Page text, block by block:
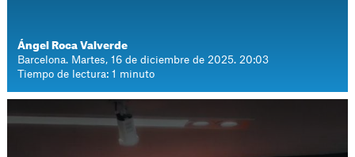
Ángel Roca Valverde
Barcelona. Martes, 16 de diciembre de 2025. 20:03
Tiempo de lectura: 1 minuto